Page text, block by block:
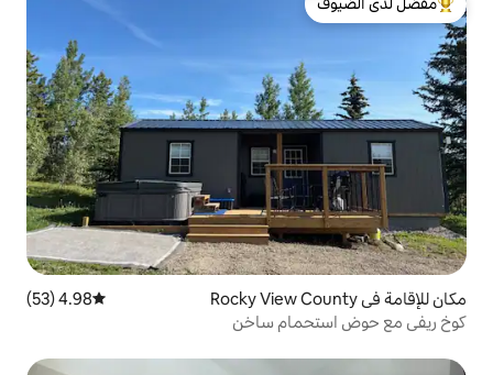
الضيوف
متوسط التقييم 4.98 من 5، 53 مراجعات
4.98 (53)
ساخن